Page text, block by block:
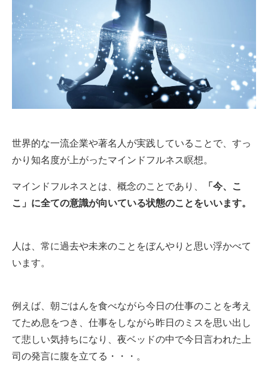
世界的な一流企業や著名人が実践していることで、すっ
かり知名度が上がったマインドフルネス瞑想。
マインドフルネスとは、概念のことであり、
「今、こ
こ」に全ての意識が向いている状態のことをいいます。
人は、常に過去や未来のことをぼんやりと思い浮かべて
います。
例えば、朝ごはんを食べながら今日の仕事のことを考え
てため息をつき、仕事をしながら昨日のミスを思い出し
て悲しい気持ちになり、夜ベッドの中で今日言われた上
司の発言に腹を立てる・・・。